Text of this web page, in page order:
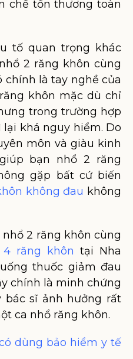
chế tổn thương toàn
tố quan trọng khác
2 răng khôn cùng
chính là tay nghề của
khôn mặc dù chỉ
trong trường hợp
khá nguy hiểm. Do
môn và giàu kinh
bạn nhổ 2 răng
gặp bất cứ biến
không đau không
2 răng khôn cùng
4 răng khôn tại Nha
thuốc giảm đau
chính là minh chứng
bác sĩ ảnh hưởng rất
ca nhổ răng khôn.
dùng bảo hiểm y tế